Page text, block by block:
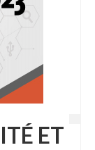
ET